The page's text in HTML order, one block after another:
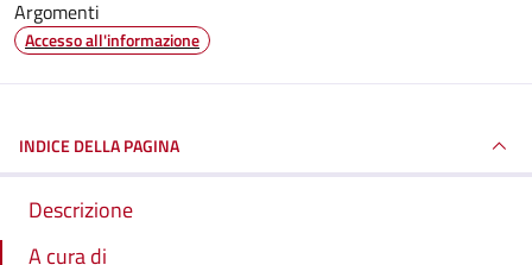
Argomenti
Accesso all'informazione
INDICE DELLA PAGINA
Descrizione
A cura di